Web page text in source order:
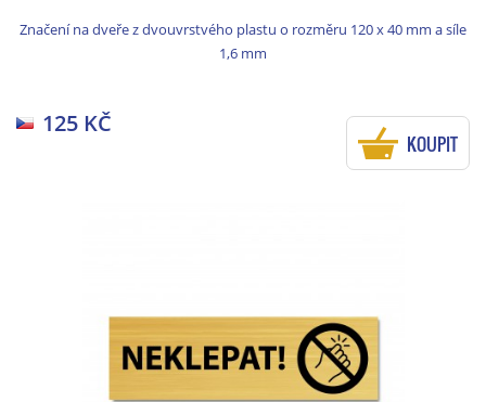
Značení na dveře z dvouvrstvého plastu o rozměru 120 x 40 mm a síle
1,6 mm
125 KČ
KOUPIT